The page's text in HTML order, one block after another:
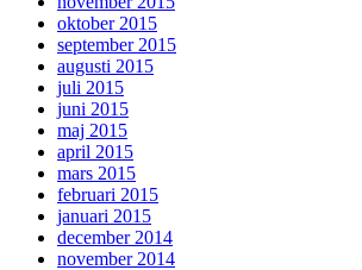
oktober 2015
september 2015
augusti 2015
juli 2015
juni 2015
maj 2015
april 2015
mars 2015
februari 2015
januari 2015
december 2014
november 2014